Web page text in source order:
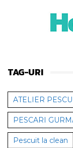
TAG-URI
ATELIER
PESCARI
Pescuit la clean